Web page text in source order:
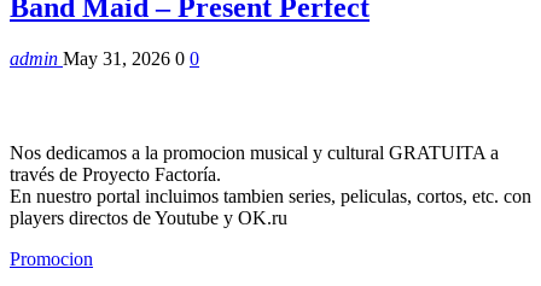
Band Maid – Present Perfect
admin May 31, 2026 0 0
Nos dedicamos a la promocion musical y cultural GRATUITA a
través de Proyecto Factoría.
En nuestro portal incluimos tambien series, peliculas, cortos, etc. con
players directos de Youtube y OK.ru
Promocion